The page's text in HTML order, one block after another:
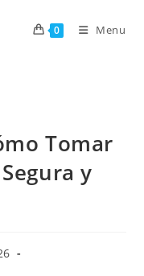
0 Menu
Tomar
y